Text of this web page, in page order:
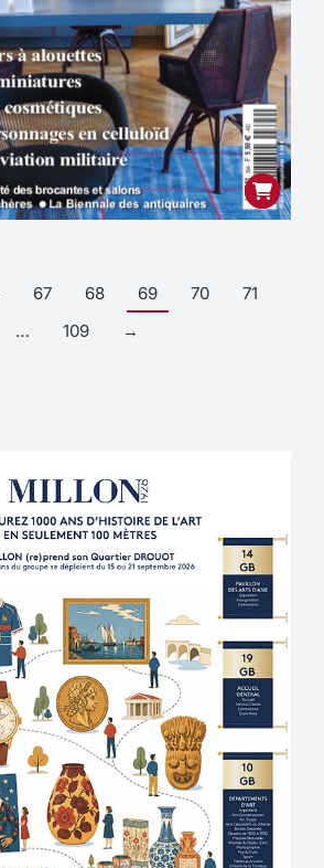
67 68 69 70
71
…
109 →